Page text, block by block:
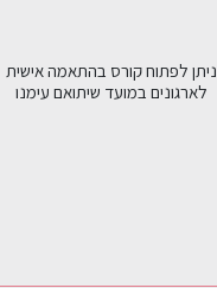
ניתן לפתוח קורס בהתאמה אישית
לארגונים במועד שיתואם עימנו